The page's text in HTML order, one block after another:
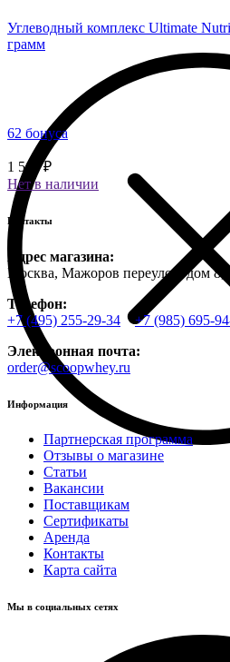
Углеводный комплекс Ultimate
грамм
62 бонуса
1 560 ₽
Нет в наличии
Контакты
Адрес магазина:
Москва, Мажоров переулок, дом 8,
Телефон:
+7 (495) 255-29-34
+7 (985) 695-
Электронная почта:
order@scoopwhey.ru
Информация
Партнерская программа
Отзывы о магазине
Статьи
Вакансии
Поставщикам
Сертификаты
Аренда
Контакты
Карта сайта
Мы в социальных сетях